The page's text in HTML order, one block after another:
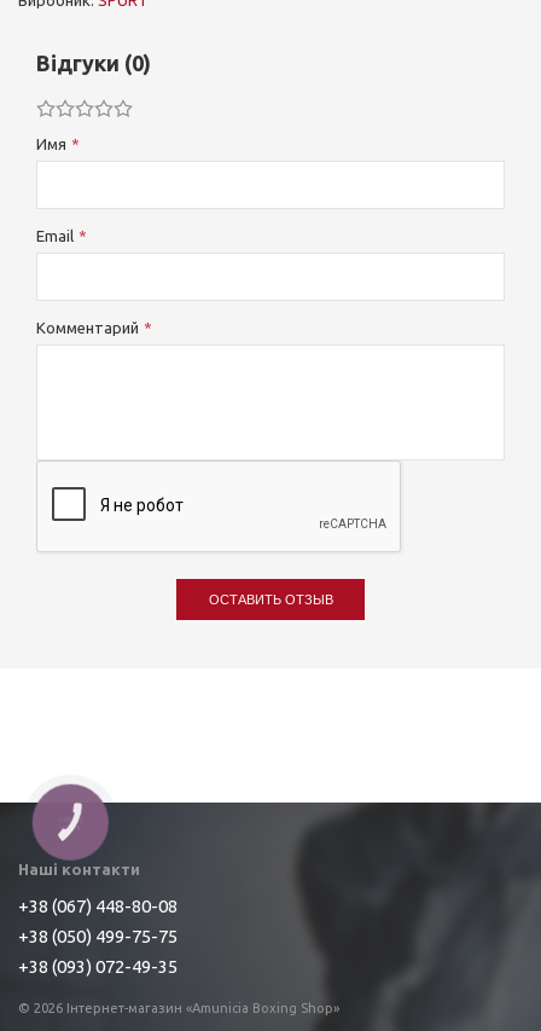
Відгуки (0)
Имя
Email
Комментарий
ОСТАВИТЬ ОТЗЫВ
Наші контакти
+38 (067) 448-80-08
+38 (050) 499-75-75
+38 (093) 072-49-35
© 2026 Інтернет-магазин «Amunicia Boxing Shop»
КНОПКА
ЗВ'ЯЗКУ